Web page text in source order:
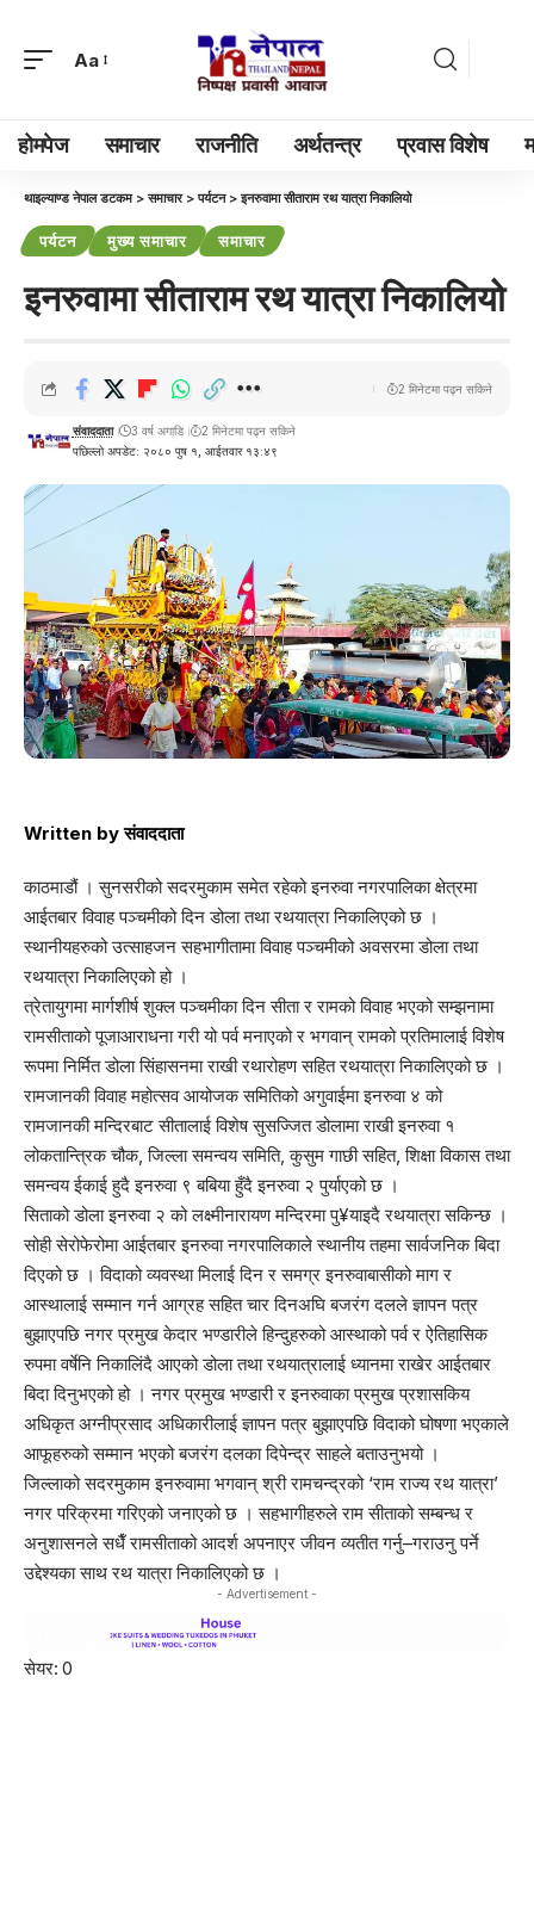
Aa
होमपेज समाचार राजनीति अर्थतन्त्र प्रवास विशेष
थाइल्याण्ड नेपाल डटकम>समाचार>पर्यटन>इनरुवामा सीताराम रथ यात्रा निकालियो
पर्यटन मुख्य समाचार समाचार
इनरुवामा सीताराम रथ यात्रा निकालियो
पछिल्लो अपडेट: २०८० पुष १, आईतवार १३:४९
संवाददाता 3 वर्ष अगाडि 2 मिनेटमा पढ्न सकिने
2 मिनेटमा पढ्न सकिने
Written by संवाददाता
काठमाडौं । सुनसरीको सदरमुकाम समेत रहेको इनरुवा नगरपालिका क्षेत्रमा
आईतबार विवाह पञ्चमीको दिन डोला तथा रथयात्रा निकालिएको छ ।
स्थानीयहरुको उत्साहजन सहभागीतामा विवाह पञ्चमीको अवसरमा डोला तथा
रथयात्रा निकालिएको हो ।
त्रेतायुगमा मार्गशीर्ष शुक्ल पञ्चमीका दिन सीता र रामको विवाह भएको सम्झनामा
रामसीताको पूजाआराधना गरी यो पर्व मनाएको र भगवान् रामको प्रतिमालाई विशेष
रूपमा निर्मित डोला सिंहासनमा राखी रथारोहण सहित रथयात्रा निकालिएको छ ।
रामजानकी विवाह महोत्सव आयोजक समितिको अगुवाईमा इनरुवा ४ को
रामजानकी मन्दिरबाट सीतालाई विशेष सुसज्जित डोलामा राखी इनरुवा १
लोकतान्त्रिक चौक, जिल्ला समन्वय समिति, कुसुम गाछी सहित, शिक्षा विकास तथा
समन्वय ईकाई हुदै इनरुवा ९ बबिया हुँदै इनरुवा २ पुर्याएको छ ।
सिताको डोला इनरुवा २ को लक्ष्मीनारायण मन्दिरमा पु¥याइदै रथयात्रा सकिन्छ ।
सोही सेरोफेरोमा आईतबार इनरुवा नगरपालिकाले स्थानीय तहमा सार्वजनिक बिदा
दिएको छ । विदाको व्यवस्था मिलाई दिन र समग्र इनरुवाबासीको माग र
आस्थालाई सम्मान गर्न आग्रह सहित चार दिनअघि बजरंग दलले ज्ञापन पत्र
बुझाएपछि नगर प्रमुख केदार भण्डारीले हिन्दुहरुको आस्थाको पर्व र ऐतिहासिक
रुपमा वर्षेनि निकालिंदै आएको डोला तथा रथयात्रालाई ध्यानमा राखेर आईतबार
बिदा दिनुभएको हो । नगर प्रमुख भण्डारी र इनरुवाका प्रमुख प्रशासकिय
अधिकृत अग्नीप्रसाद अधिकारीलाई ज्ञापन पत्र बुझाएपछि विदाको घोषणा भएकाले
आफूहरुको सम्मान भएको बजरंग दलका दिपेन्द्र साहले बताउनुभयो ।
जिल्लाको सदरमुकाम इनरुवामा भगवान् श्री रामचन्द्रको ‘राम राज्य रथ यात्रा’
नगर परिक्रमा गरिएको जनाएको छ । सहभागीहरुले राम सीताको सम्बन्ध र
अनुशासनले सधैँ रामसीताको आदर्श अपनाएर जीवन व्यतीत गर्नु–गराउनु पर्ने
उद्देश्यका साथ रथ यात्रा निकालिएको छ ।
- Advertisement -
सेयर: 0